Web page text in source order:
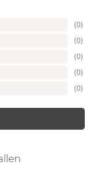
(0)
(0)
(0)
(0)
(0)